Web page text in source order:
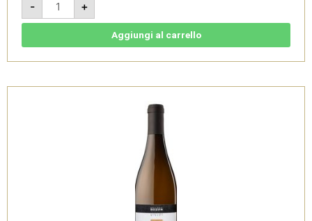
-
Maddalena
Classico
2024
Adige
Cantina
+
Aggiungi al carrello